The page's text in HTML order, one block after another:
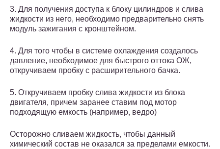
3. Для получения доступа к блоку цилиндров и слива
жидкости из него, необходимо предварительно снять
модуль зажигания с кронштейном.
4. Для того чтобы в системе охлаждения создалось
давление, необходимое для быстрого оттока ОЖ,
откручиваем пробку с расширительного бачка.
5. Откручиваем пробку слива жидкости из блока
двигателя, причем заранее ставим под мотор
подходящую емкость (например, ведро)
Осторожно сливаем жидкость, чтобы данный
химический состав не оказался за пределами емкости.